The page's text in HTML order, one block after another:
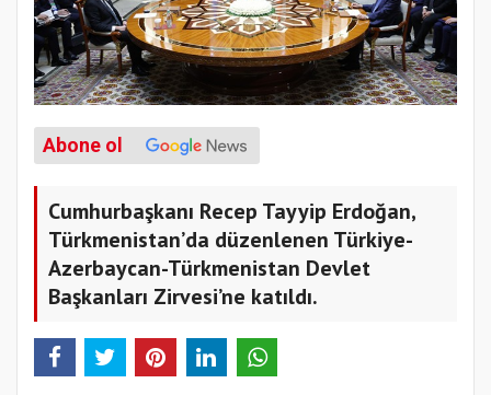
Abone ol
Cumhurbaşkanı Recep Tayyip Erdoğan,
Türkmenistan’da düzenlenen Türkiye-
Azerbaycan-Türkmenistan Devlet
Başkanları Zirvesi’ne katıldı.